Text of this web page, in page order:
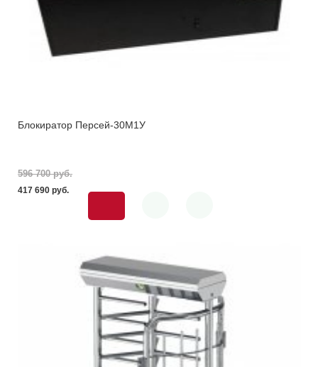
Блокиратор Персей-30М1У
596 700 pуб.
417 690 pуб.